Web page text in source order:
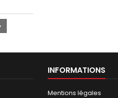
INFORMATIONS
Mentions légales